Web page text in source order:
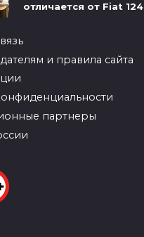
отличается от Fiat 124
и правила сайта
партнеры